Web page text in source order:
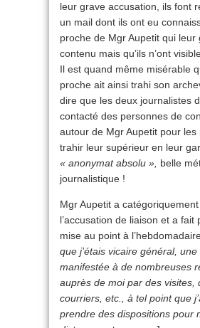
leur grave accusation, ils font
un mail dont ils ont eu
proche de Mgr Aupetit qui leur
contenu mais qu’ils n’ont
Il est quand même misérable
proche ait ainsi trahi son
dire que les deux journalistes
contacté des personnes de
autour de Mgr Aupetit pour les
trahir leur supérieur en leur
« anonymat absolu », belle
journalistique !
Mgr Aupetit a
l’accusation de liaison et a fait
mise au point à
que j’étais vicaire général, une
manifestée à de nombreuses
auprès de moi par des visites,
courriers, etc., à tel point que
prendre des dispositions pour